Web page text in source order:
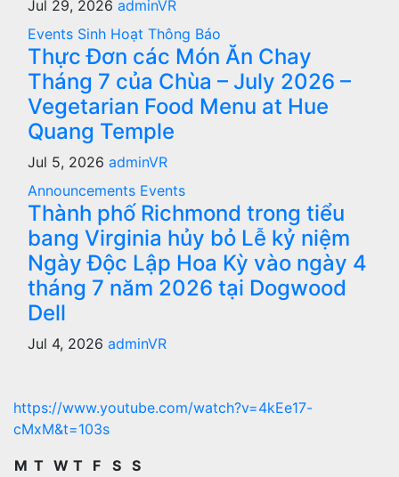
Jul 29, 2026 adminVR
Events Sinh Hoạt Thông Báo
Thực Đơn các Món Ăn Chay
Tháng 7 của Chùa – July 2026 –
Vegetarian Food Menu at Hue
Quang Temple
Jul 5, 2026 adminVR
Announcements Events
Thành phố Richmond trong tiểu
bang Virginia hủy bỏ Lễ kỷ niệm
Ngày Độc Lập Hoa Kỳ vào ngày 4
tháng 7 năm 2026 tại Dogwood
Dell
Jul 4, 2026 adminVR
https://www.youtube.com/watch?v=4kEe17-
cMxM&t=103s
M T W T F S S